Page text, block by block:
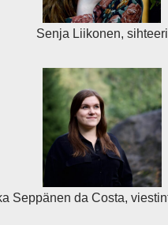
Senja Liikonen, sihteeri
Seppänen da Costa,